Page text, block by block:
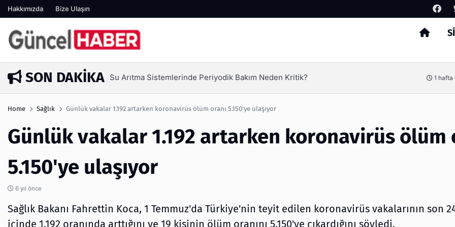
Hakkımızda Bize Ulaşın
Arama
SON DAKIKA
Sistemlerinde Periyodik Bakım Neden Kritik? Ambalaj Süreçlerinde Yeni
Home Sağlık Günlük vakalar 1.192 artarken koronavirüs ölüm oranı 5.150'ye ulaşıyor
Günlük vakalar 1.192 artarken koronavirüs ölüm
5.150'ye ulaşıyor
6 yıl önce
Sağlık Bakanı Fahrettin Koca, 1 Temmuz'da Türkiye'nin teyit edilen koronavirüs vakalarının son
içinde 1.192 oranında arttığını ve 19 kişinin ölüm oranını 5.150'ye çıkardığını söyledi.